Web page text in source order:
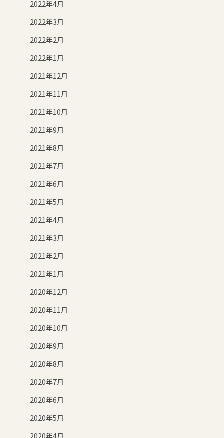
2022年4月
2022年3月
2022年2月
2022年1月
2021年12月
2021年11月
2021年10月
2021年9月
2021年8月
2021年7月
2021年6月
2021年5月
2021年4月
2021年3月
2021年2月
2021年1月
2020年12月
2020年11月
2020年10月
2020年9月
2020年8月
2020年7月
2020年6月
2020年5月
2020年4月